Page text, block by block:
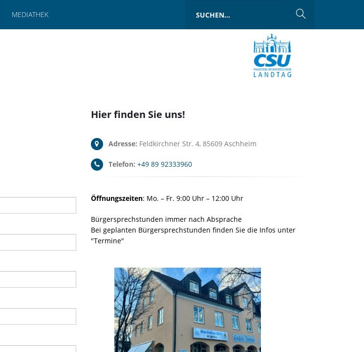
MEDIATHEK
Hier finden Sie uns!
Adresse: Feldkirchner Str. 4, 85609 Aschheim
Telefon: +49 89 92333960
Öffnungszeiten: Mo. – Fr. 9:00 Uhr – 12:00 Uhr
Bürgersprechstunden immer nach Absprache
Bei geplanten Bürgersprechstunden finden Sie die Infos unter
"Termine"